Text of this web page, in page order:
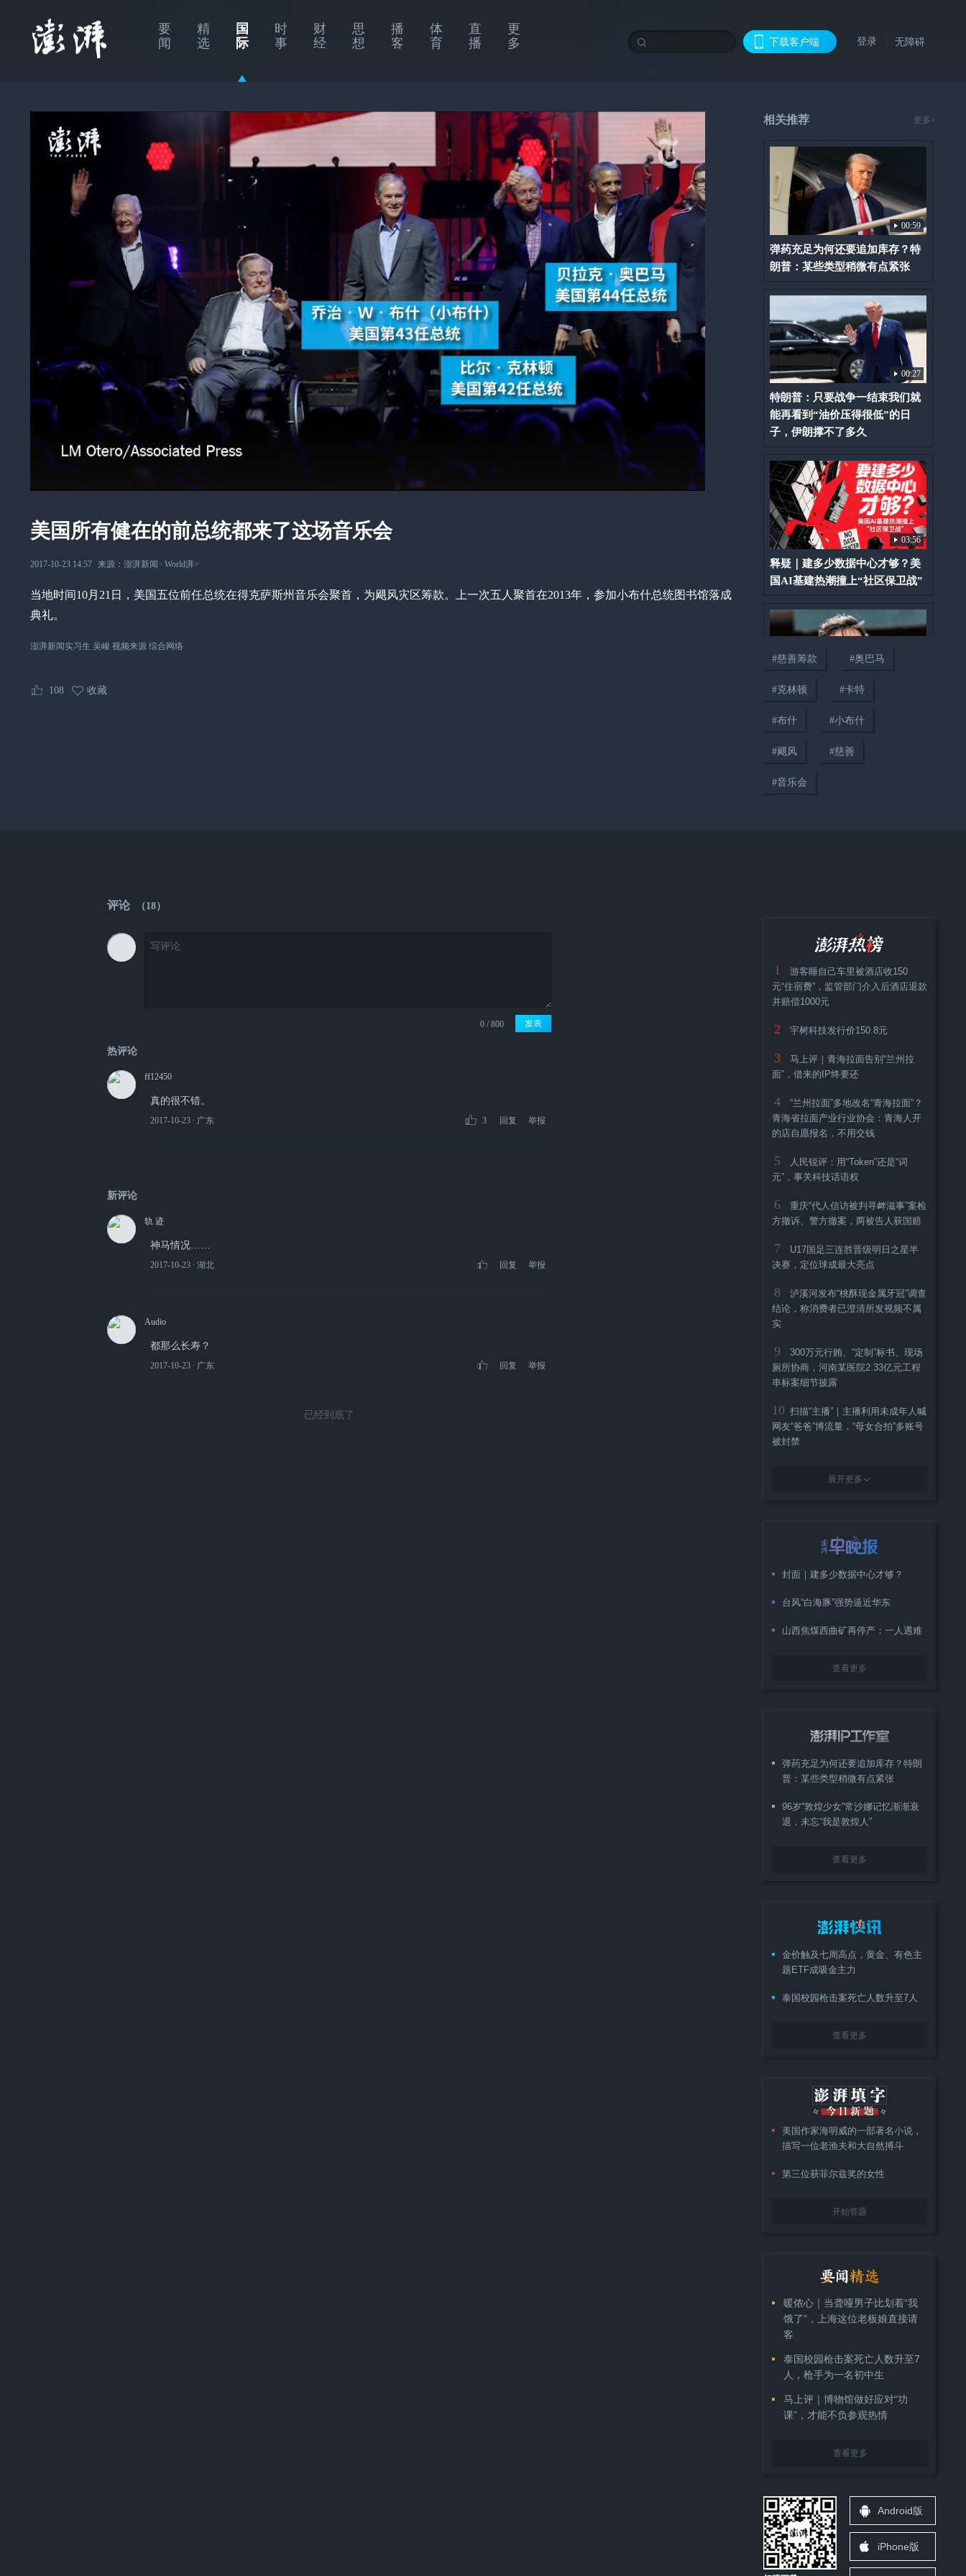
要
闻
精
选
国
际
时
事
财
经
思
想
播
客
体
育
直
播
更
多
下载客户端 登录 无障碍
美国所有健在的前总统都来了这场音乐会
2017-10-23 14:57 来源： 澎湃新闻 ∙ World湃>
当地时间10月21日，美国五位前任总统在得克萨斯州音乐会聚首，为飓风灾区筹款。上一次五人聚首在2013年，参加小布什总统图书馆落成
典礼。
澎湃新闻实习生 吴峻 视频来源 综合网络
108 收藏
相关推荐 更多>
00:59
弹药充足为何还要追加库存？特
朗普：某些类型稍微有点紧张
00:27
特朗普：只要战争一结束我们就
能再看到“油价压得很低”的日
子，伊朗撑不了多久
03:56
释疑｜建多少数据中心才够？美
国AI基建热潮撞上“社区保卫战”
违法电动自行车
#慈善筹款 #奥巴马
#克林顿 #卡特
#布什 #小布什
#飓风 #慈善
#音乐会
评论 （18）
发表
热评论
ff12450
真的很不错。
2017-10-23 ∙ 广东 3 回复 举报
新评论
轨 迹
神马情况……
2017-10-23 ∙ 湖北 回复 举报
Audio
都那么长寿？
2017-10-23 ∙ 广东 回复 举报
已经到底了
1
游客睡自己车里被酒店收150
元“住宿费”，监管部门介入后酒店退款
并赔偿1000元
2 宇树科技发行价150.8元
3
马上评｜青海拉面告别“兰州拉
面”，借来的IP终要还
4
“兰州拉面”多地改名“青海拉面”？
青海省拉面产业行业协会：青海人开
的店自愿报名，不用交钱
5
人民锐评：用“Token”还是“词
元”，事关科技话语权
6
重庆“代人信访被判寻衅滋事”案检
方撤诉、警方撤案，两被告人获国赔
7
U17国足三连胜晋级明日之星半
决赛，定位球成最大亮点
8
泸溪河发布“桃酥现金属牙冠”调查
结论，称消费者已澄清所发视频不属
实
9
300万元行贿、“定制”标书、现场
厕所协商，河南某医院2.33亿元工程
串标案细节披露
10 扫描“主播”｜主播利用未成年人喊
网友“爸爸”博流量，“母女合拍”多账号
被封禁
展开更多
封面｜建多少数据中心才够？
台风“白海豚”强势逼近华东
山西焦煤西曲矿再停产：一人遇难
查看更多
弹药充足为何还要追加库存？特朗
普：某些类型稍微有点紧张
96岁“敦煌少女”常沙娜记忆渐渐衰
退，未忘“我是敦煌人”
查看更多
金价触及七周高点，黄金、有色主
题ETF成吸金主力
泰国校园枪击案死亡人数升至7人
查看更多
美国作家海明威的一部著名小说，
描写一位老渔夫和大自然搏斗
第三位获菲尔兹奖的女性
开始答题
暖侬心｜当聋哑男子比划着“我
饿了”，上海这位老板娘直接请
客
泰国校园枪击案死亡人数升至7
人，枪手为一名初中生
马上评｜博物馆做好应对“功
课”，才能不负参观热情
查看更多
Android版
iPhone版